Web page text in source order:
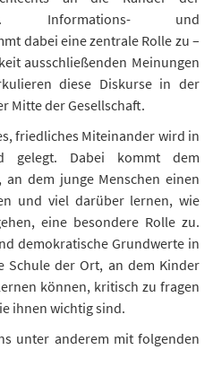
Informations- und
dabei eine zentrale Rolle zu –
ausschließenden Meinungen
diese Diskurse in der
Mitte der Gesellschaft.
friedliches Miteinander wird in
gelegt. Dabei kommt dem
an dem junge Menschen einen
und viel darüber lernen, wie
eine besondere Rolle zu.
demokratische Grundwerte in
Schule der Ort, an dem Kinder
können, kritisch zu fragen
ihnen wichtig sind.
unter anderem mit folgenden